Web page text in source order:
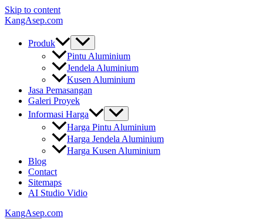
Skip to content
KangAsep.com
Produk
Pintu Aluminium
Jendela Aluminium
Kusen Aluminium
Jasa Pemasangan
Galeri Proyek
Informasi Harga
Harga Pintu Aluminium
Harga Jendela Aluminium
Harga Kusen Aluminium
Blog
Contact
Sitemaps
AI Studio Vidio
KangAsep.com